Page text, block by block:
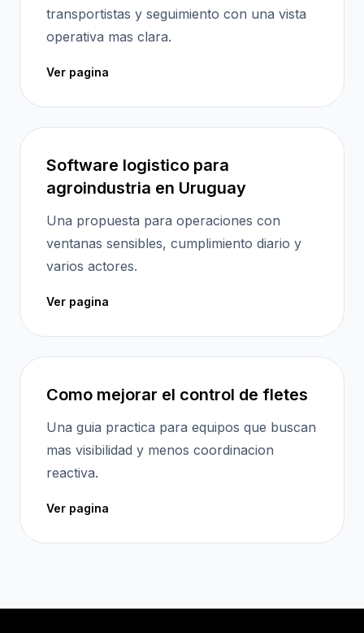
transportistas y seguimiento con una vista
operativa mas clara.
Ver pagina
Software logistico para
agroindustria en Uruguay
Una propuesta para operaciones con
ventanas sensibles, cumplimiento diario y
varios actores.
Ver pagina
Como mejorar el control de fletes
Una guia practica para equipos que buscan
mas visibilidad y menos coordinacion
reactiva.
Ver pagina